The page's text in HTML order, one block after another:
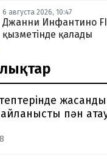
6 августа 2026, 10:47
Джанни Инфантино
қызметінде қалады
жасанды
пән